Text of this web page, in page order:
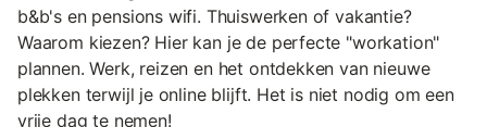
b&b's en pensions wifi. Thuiswerken of vakantie?
Waarom kiezen? Hier kan je de perfecte "workation"
plannen. Werk, reizen en het ontdekken van nieuwe
plekken terwijl je online blijft. Het is niet nodig om een
vrije dag te nemen!